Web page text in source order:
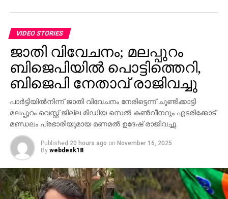
VIDEO STORIES
ജാതി വിവേചനം; മലപ്പുറം
ബിജെപിയില്‍ പൊട്ടിത്തെറി,
ബിജെപി നേതാവ് രാജിവച്ചു
പാര്‍ട്ടിയില്‍നിന്ന് ജാതി വിവേചനം നേരിട്ടെന്ന് ചൂണ്ടിക്കാട്ടി
മലപ്പുറം വെസ്റ്റ് ജില്ല മീഡിയ സെല്‍ കണ്‍വീനറും എടരിക്കോട്
മണ്ഡലം പ്രഭാരിയുമായ മണമല്‍ ഉദേഷ് രാജിവച്ചു.
Published 20 hours ago on November 16, 2025
By webdesk18